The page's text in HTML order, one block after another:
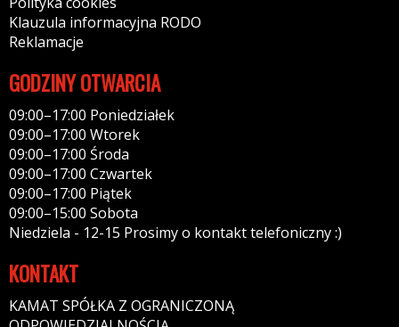
Klauzula informacyjna RODO
Reklamacje
GODZINY OTWARCIA
09:00–17:00 Poniedziałek
09:00–17:00 Wtorek
09:00–17:00 Środa
09:00–17:00 Czwartek
09:00–17:00 Piątek
09:00–15:00 Sobota
Niedziela - 12-15 Prosimy o kontakt telefoniczny :)
KONTAKT
KAMAT SPÓŁKA Z OGRANICZONĄ